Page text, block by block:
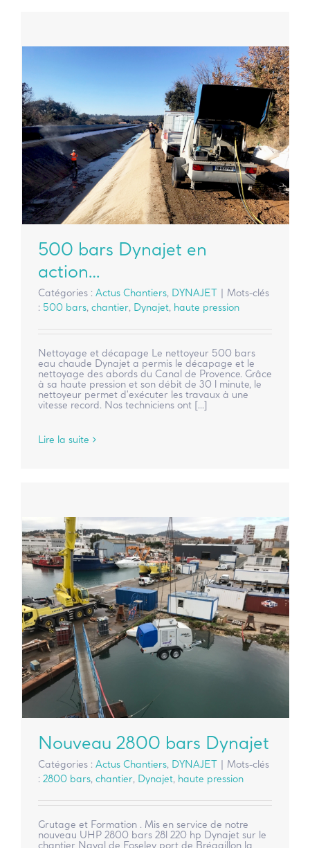
500 bars Dynajet en
action…
Catégories : Actus Chantiers, DYNAJET
Mots-clés
: 500 bars, chantier, Dynajet, haute pression
Nettoyage et décapage Le nettoyeur 500 bars
eau chaude Dynajet a permis le décapage et le
nettoyage des abords du Canal de Provence. Grâce
à sa haute pression et son débit de 30 l minute, le
nettoyeur permet d'exécuter les travaux à une
vitesse record. Nos techniciens ont [...]
Lire la suite
Nouveau 2800 bars Dynajet
Catégories : Actus Chantiers, DYNAJET | Mots-clés
: 2800 bars, chantier, Dynajet, haute pression
Grutage et Formation . Mis en service de notre
nouveau UHP 2800 bars 28l 220 hp Dynajet sur le
chantier Naval de Foselev port de Brégaillon la